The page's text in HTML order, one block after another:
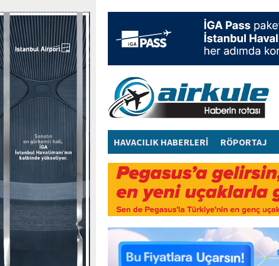
HAVACILIK HABERLERİ RÖPORTAJ